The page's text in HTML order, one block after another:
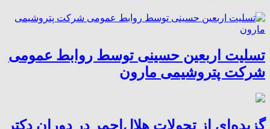
تسلیت اربعین حسینی توسط روابط عمومی
شرکت پتروشیمی مارون
گزیده‌ای از تحولات هلال‌احمر در دوران دکتر